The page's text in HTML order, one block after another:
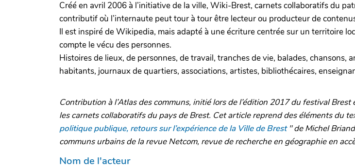
Créé en avril 2006 à l’initiative de la ville, Wiki-Brest, carnets collaboratifs du
contributif où l’internaute peut tour à tour être lecteur ou producteur de
Il est inspiré de Wikipedia, mais adapté à une écriture centrée sur un territoire
compte le vécu des personnes.
Histoires de lieux, de personnes, de travail, tranches de vie, balades,
habitants, journaux de quartiers, associations, artistes, bibliothécaires,
Contribution à l’Atlas des communs, initié lors de l’édition 2017 du festival
les carnets collaboratifs du pays de Brest. Cet article reprend des éléments du
politique publique, retours sur l’expérience de la Ville de Brest" de Michel
communs urbains de la revue Netcom, revue de recherche en géographie en
Nom de l'acteur